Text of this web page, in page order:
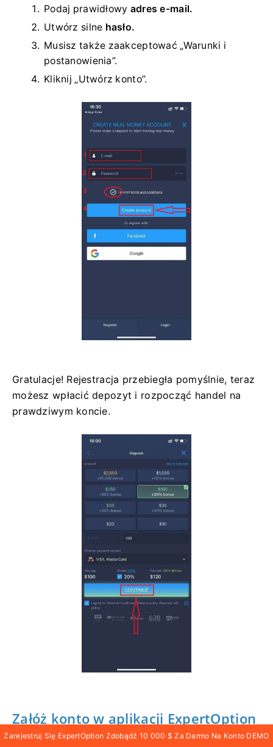
Podaj prawidłowy adres e-mail.
Utwórz silne hasło.
Musisz także zaakceptować „Warunki i
postanowienia”.
Kliknij „Utwórz konto”.
Gratulacje! Rejestracja przebiegła pomyślnie, teraz
możesz wpłacić depozyt i rozpocząć handel na
prawdziwym koncie.
Załóż konto w aplikacji ExpertOption
na Androida
Zarejestruj Się ExpertOption Zdobądź 10 000 $ Za Darmo Na Konto DEMO